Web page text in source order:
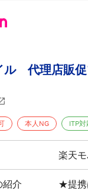
ル 代理店販促
本人NG ITP
楽天
紹介
★提携